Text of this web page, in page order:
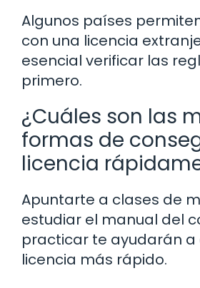
Algunos países
con una licencia
esencial verificar las
primero.
¿Cuáles son las
formas de
licencia
Apuntarte a clases de
estudiar el manual del
practicar te ayudarán a
licencia más rápido.